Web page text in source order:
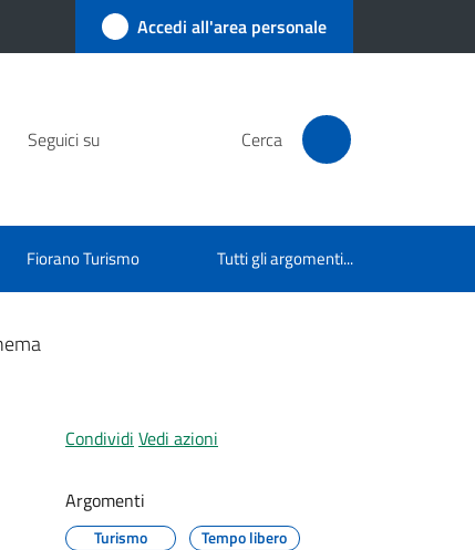
Accedi all'area personale
Seguici su Cerca
Fiorano Turismo Tutti gli argomenti...
Condividi Vedi azioni
Argomenti
Turismo Tempo libero